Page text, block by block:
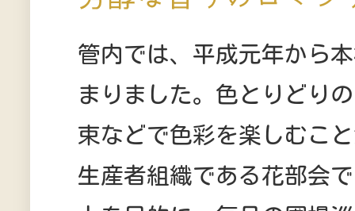
管内では、平成元年から
まりました。色とりどり
束などで色彩を楽しむこ
生産者組織である花部会